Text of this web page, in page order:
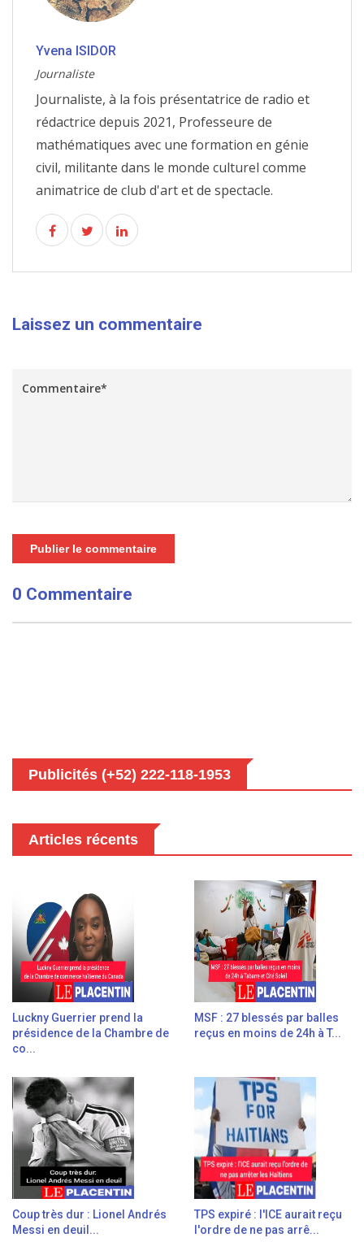
Yvena ISIDOR
Journaliste
Journaliste, à la fois présentatrice de radio et
rédactrice depuis 2021, Professeure de
mathématiques avec une formation en génie
civil, militante dans le monde culturel comme
animatrice de club d'art et de spectacle.
Laissez un commentaire
Publier le commentaire
0 Commentaire
Publicités (+52) 222-118-1953
Articles récents
Luckny Guerrier prend la
présidence de la Chambre de
co...
MSF : 27 blessés par balles
reçus en moins de 24h à T...
Coup très dur : Lionel Andrés
Messi en deuil...
TPS expiré : l'ICE aurait reçu
l'ordre de ne pas arrê...